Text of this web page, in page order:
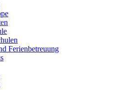
Ferienbetreuung